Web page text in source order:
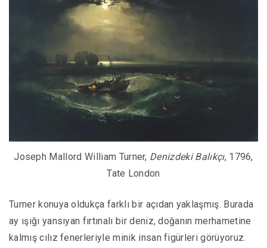
Joseph Mallord William Turner, Denizdeki Balıkçı, 1796,
Tate London
Turner konuya oldukça farklı bir açıdan yaklaşmış. Burada
ay ışığı yansıyan fırtınalı bir deniz, doğanın merhametine
kalmış cılız fenerleriyle minik insan figürleri görüyoruz.